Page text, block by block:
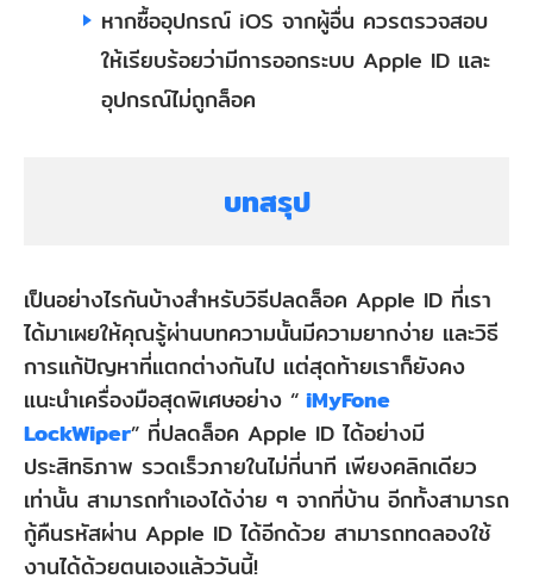
หากซื้ออุปกรณ์ iOS จากผู้อื่น ควรตรวจสอบ
ให้เรียบร้อยว่ามีการออกระบบ Apple ID และ
อุปกรณ์ไม่ถูกล็อค
บทสรุป
เป็นอย่างไรกันบ้างสำหรับวิธีปลดล็อค Apple ID ที่เรา
ได้มาเผยให้คุณรู้ผ่านบทความนั้นมีความยากง่าย และวิธี
การแก้ปัญหาที่แตกต่างกันไป แต่สุดท้ายเราก็ยังคง
แนะนำเครื่องมือสุดพิเศษอย่าง “ iMyFone
LockWiper” ที่ปลดล็อค Apple ID ได้อย่างมี
ประสิทธิภาพ รวดเร็วภายในไม่กี่นาที เพียงคลิกเดียว
เท่านั้น สามารถทำเองได้ง่าย ๆ จากที่บ้าน อีกทั้งสามารถ
กู้คืนรหัสผ่าน Apple ID ได้อีกด้วย สามารถทดลองใช้
งานได้ด้วยตนเองแล้ววันนี้!